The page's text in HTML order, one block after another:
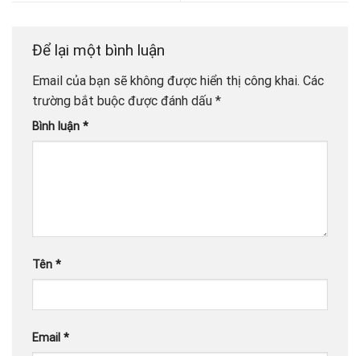
Để lại một bình luận
Email của bạn sẽ không được hiển thị công khai. Các
trường bắt buộc được đánh dấu *
Bình luận *
Tên *
Email *